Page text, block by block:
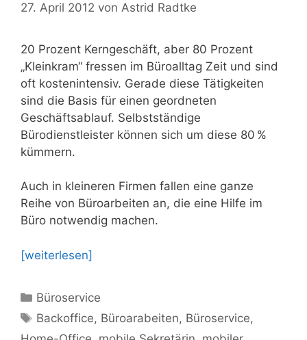
27. April 2012 von Astrid Radtke
20 Prozent Kerngeschäft, aber 80 Prozent
„Kleinkram“ fressen im Büroalltag Zeit und sind
oft kostenintensiv. Gerade diese Tätigkeiten
sind die Basis für einen geordneten
Geschäftsablauf. Selbstständige
Bürodienstleister können sich um diese 80 %
kümmern.
Auch in kleineren Firmen fallen eine ganze
Reihe von Büroarbeiten an, die eine Hilfe im
Büro notwendig machen.
[weiterlesen]
Kategorien
Büroservice
Schlagwörter
Backoffice, Büroarabeiten, Büroservice,